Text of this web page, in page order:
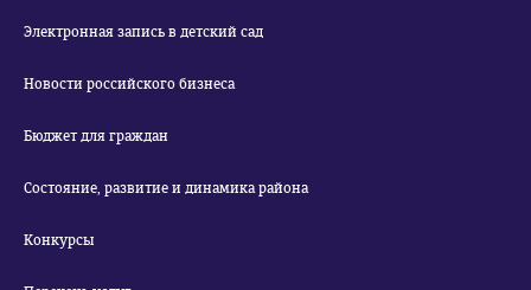
Электронная запись в детский сад
Новости российского бизнеса
Бюджет для граждан
Состояние, развитие и динамика района
Конкурсы